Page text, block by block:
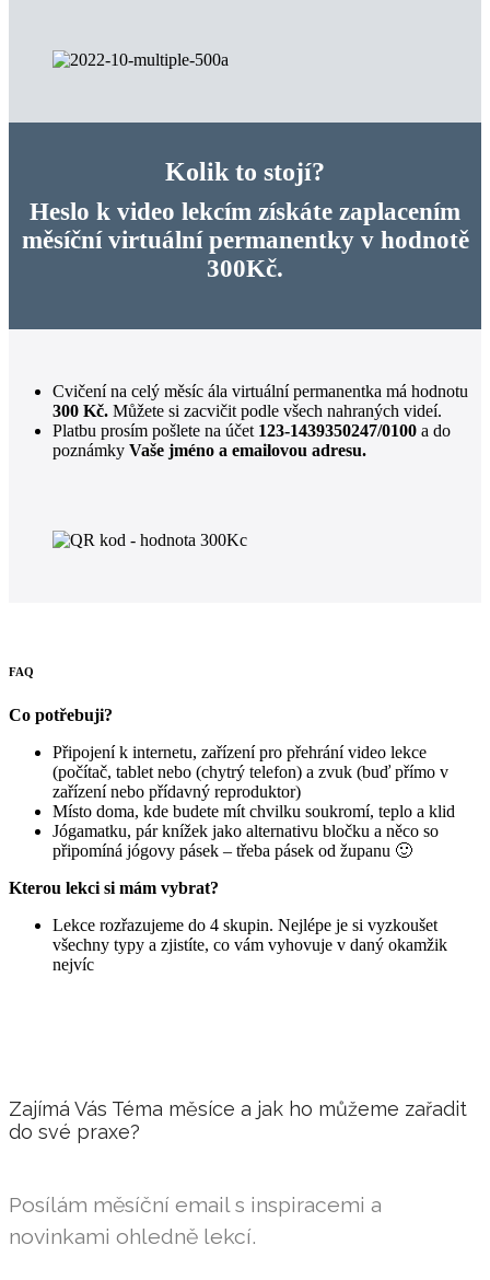
Kolik to stojí?
Heslo k video lekcím získáte zaplacením
měsíční virtuální permanentky v hodnotě
300Kč.
Cvičení na celý měsíc ála virtuální permanentka má hodnotu
300 Kč. Můžete si zacvičit podle všech nahraných videí.
Platbu prosím pošlete na účet 123-1439350247/0100 a do
poznámky Vaše jméno a emailovou adresu.
FAQ
Co potřebuji?
Připojení k internetu, zařízení pro přehrání video lekce
(počítač, tablet nebo (chytrý telefon) a zvuk (buď přímo v
zařízení nebo přídavný reproduktor)
Místo doma, kde budete mít chvilku soukromí, teplo a klid
Jógamatku, pár knížek jako alternativu bločku a něco so
připomíná jógovy pásek – třeba pásek od županu 🙂
Kterou lekci si mám vybrat?
Lekce rozřazujeme do 4 skupin. Nejlépe je si vyzkoušet
všechny typy a zjistíte, co vám vyhovuje v daný okamžik
nejvíc
Zajímá Vás Téma měsíce a jak ho můžeme zařadit
do své praxe?
Posílám měsíční email s inspiracemi a
novinkami ohledně lekcí.